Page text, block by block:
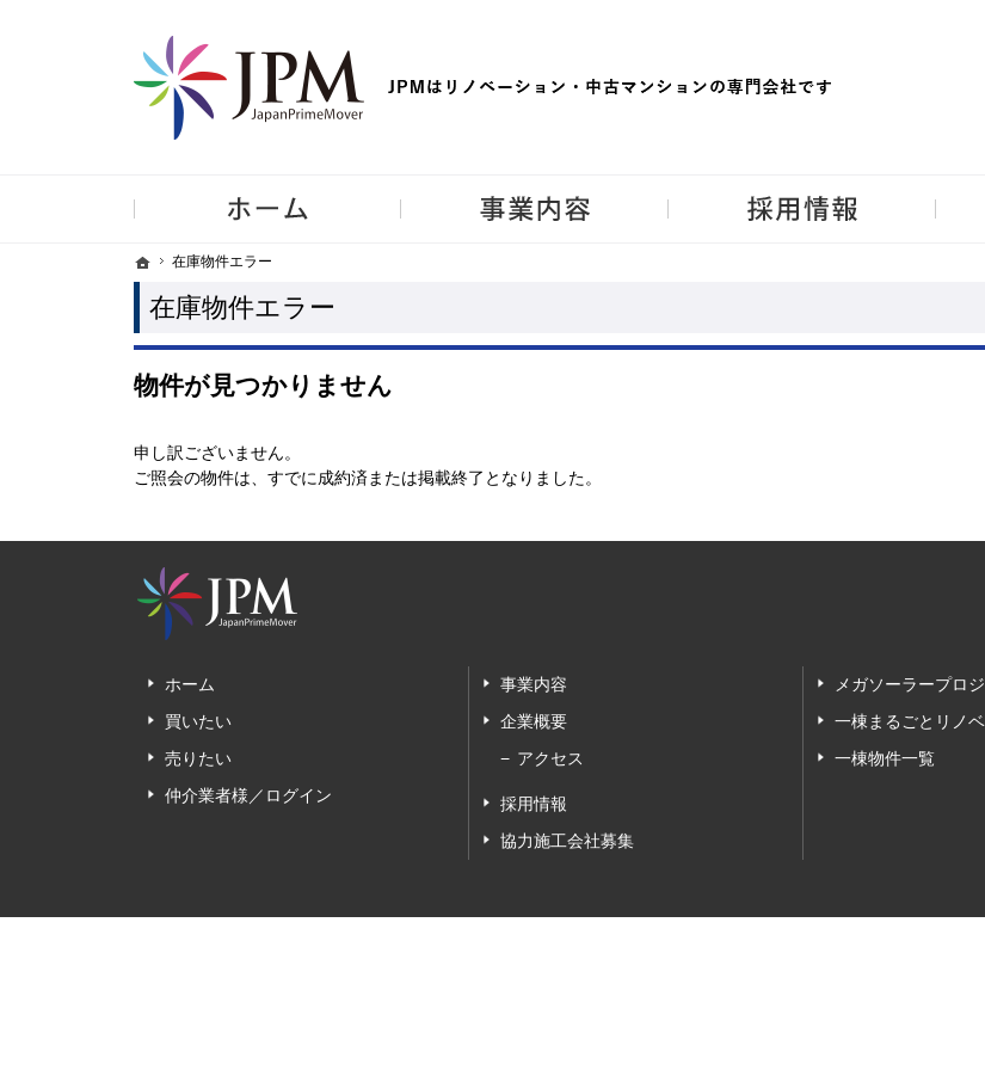
ホーム
在庫物件エラー
在庫物件エラー
物件が見つかりません
申し訳ございません。
ご照会の物件は、すでに成約済または掲載終了となりました。
ホーム
買いたい
売りたい
仲介業者様／ログイン
事業内容
企業概要
アクセス
採用情報
協力施工会社募集
メガソーラープロ
一棟まるごとリノ
一棟物件一覧
ホーム
在庫物件エラー